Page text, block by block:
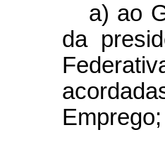
a) ao
da
Emprego;